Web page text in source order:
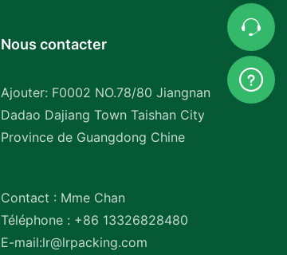
Nous contacter
Ajouter: F0002 NO.78/80 Jiangnan
Dadao Dajiang Town Taishan City
Province de Guangdong Chine
Contact : Mme Chan
Téléphone : +86 13326828480
E-mail:lr@lrpacking.com